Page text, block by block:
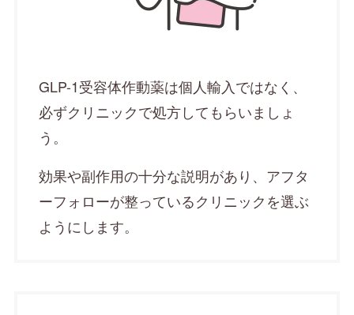
GLP-1受容体作動薬は個人輸入ではなく、
必ずクリニックで処方してもらいましょ
う。
効果や副作用の十分な説明があり、アフタ
ーフォローが整っているクリニックを選ぶ
ようにします。